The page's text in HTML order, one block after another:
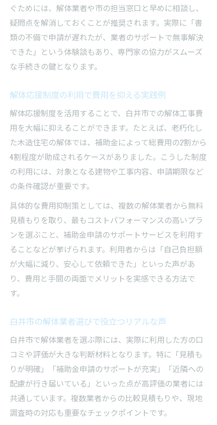
ぐためには、解体業者や市の担当窓口と早めに相談し、
疑問点を解消しておくことが推奨されます。実際に「書
類の不備で申請が遅れたが、業者のサポートで無事解決
できた」という体験談もあり、専門家の協力がスムーズ
な手続きの鍵となります。
解体応援制度の利用で費用を抑える実践例
解体応援制度を活用することで、白井市での解体工事費
用を大幅に抑えることができます。たとえば、老朽化し
た木造住宅の解体では、補助金によって総費用の2割から
4割程度が助成されるケースがありました。こうした制度
の利用には、対象となる建物や工事内容、申請期限など
の条件確認が重要です。
具体的な費用抑制策としては、複数の解体業者から無料
見積もりを取り、最もコストパフォーマンスの高いプラ
ンを選ぶこと、補助金申請のサポートサービスを利用す
ることなどが挙げられます。利用者からは「自己負担額
が大幅に減り、安心して依頼できた」といった声があ
り、費用と手間の両面でメリットを実感できる方法で
す。
白井市の解体業者選びで役立つリアルな声
白井市で解体業者を選ぶ際には、実際に利用した方の口
コミや評価が大きな判断材料となります。特に「見積も
りが明確」「補助金申請のサポートが充実」「近隣への
配慮が行き届いている」といった点が高評価の業者には
共通しています。複数業者からの比較見積もりや、現地
調査時の対応も重要なチェックポイントです。